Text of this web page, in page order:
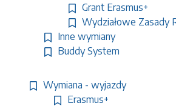
Grant Erasmus+
Wydziałowe Zasady
Inne wymiany
Buddy System
Wymiana - wyjazdy
Erasmus+